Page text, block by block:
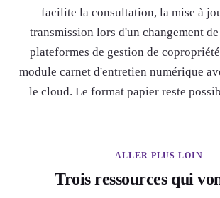
facilite la consultation, la mise à
transmission lors d'un changement
plateformes de gestion de
module carnet d'entretien numérique
le cloud. Le format papier reste
ALLER PLUS LOIN
Trois ressources qui